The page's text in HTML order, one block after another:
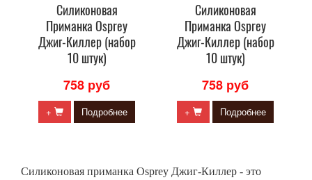
Силиконовая
Приманка Osprey
Джиг-Киллер (набор
10 штук)
758 руб
+ Подробнее
Силиконовая
Приманка Osprey
Джиг-Киллер (набор
10 штук)
758 руб
+ Подробнее
Силиконовая приманка Osprey Джиг-Киллер - это